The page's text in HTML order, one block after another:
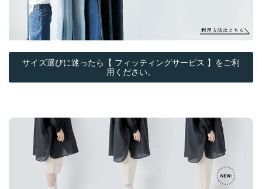
サイズ選びに迷ったら【 フィッティングサービス 】をご利
用ください。